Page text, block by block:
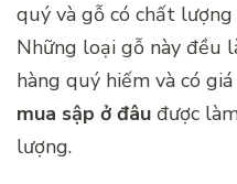
quý và gỗ có chất
Những loại gỗ này đều
hàng quý hiếm và có
mua sập ở đâu được
lượng.